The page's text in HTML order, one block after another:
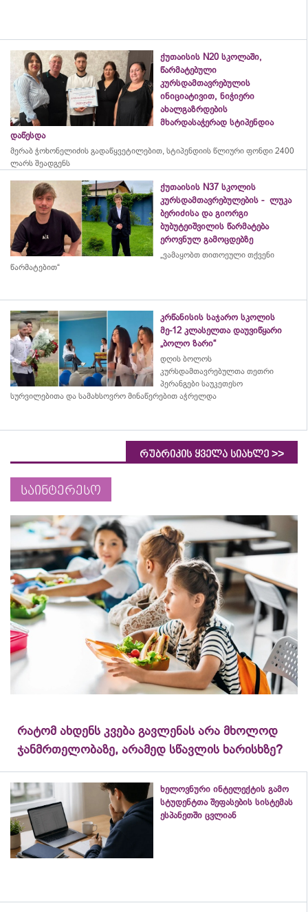
ქუთაისის N20 სკოლაში,
წარმატებული
კურსდამთავრებულის
ინიციატივით, ნიჭიერი
ახალგაზრდების
მხარდასაჭერად სტიპენდია
დაწესდა
მერაბ ჭოხონელიძის გადაწყვეტილებით, სტიპენდიის წლიური ფონდი 2400
ლარს შეადგენს
ქუთაისის N37 სკოლის
კურსდამთავრებულების - ლუკა
ბერიძისა და გიორგი
ბუბუტეიშვილის წარმატება
ეროვნულ გამოცდებზე
„ვამაყობთ თითოეული თქვენი
წარმატებით“
კრწანისის საჯარო სკოლის
მე-12 კლასელთა დაუვიწყარი
„ბოლო ზარი“
დღის ბოლოს
კურსდამთავრებულთა თეთრი
პერანგები საუკეთესო
სურვილებითა და სამახსოვრო მინაწერებით აჭრელდა
რუბრიკის ყველა სიახლე >>
საინტერესო
რატომ ახდენს კვება გავლენას არა მხოლოდ
ჯანმრთელობაზე, არამედ სწავლის ხარისხზე?
ხელოვნური ინტელექტის გამო
სტუდენტთა შეფასების სისტემას
ესპანეთში ცვლიან